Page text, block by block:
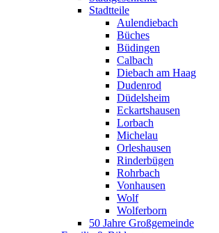
Stadtteile
Aulendiebach
Büches
Büdingen
Calbach
Diebach am Haag
Dudenrod
Düdelsheim
Eckartshausen
Lorbach
Michelau
Orleshausen
Rinderbügen
Rohrbach
Vonhausen
Wolf
Wolferborn
50 Jahre Großgemeinde